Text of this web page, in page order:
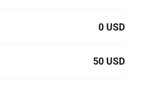
0 USD
50 USD